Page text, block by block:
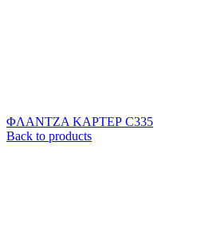
ΦΛΑΝΤΖΑ ΚΑΡΤΕΡ C335
Back to products